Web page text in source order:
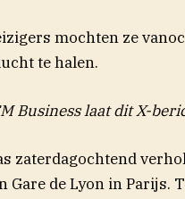
mochten ze
te halen.
Business laat dit X-
zaterdagochtend
Gare de Lyon in Parijs.